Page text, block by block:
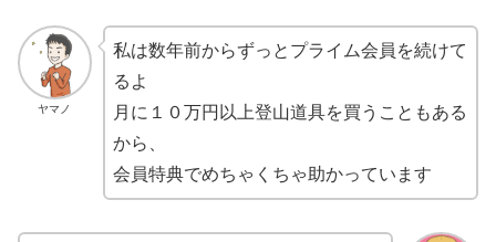
ヤマノ
私は数年前からずっとプライム会員を続けて
るよ
月に１０万円以上登山道具を買うこともある
から、
会員特典でめちゃくちゃ助かっています